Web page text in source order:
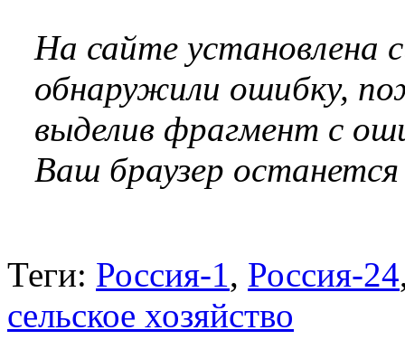
На сайте установлена
обнаружили ошибку,
выделив фрагмент с
Ваш браузер
Теги: Россия-1, Россия-24
сельское хозяйство